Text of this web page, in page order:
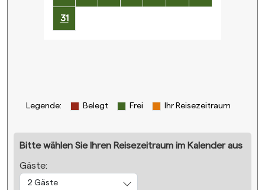
31
Legende: Belegt Frei Ihr Reisezeitraum
Bitte wählen Sie Ihren Reisezeitraum im Kalender aus
Gäste:
2 Gäste